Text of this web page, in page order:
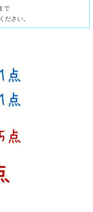
で
ださい。